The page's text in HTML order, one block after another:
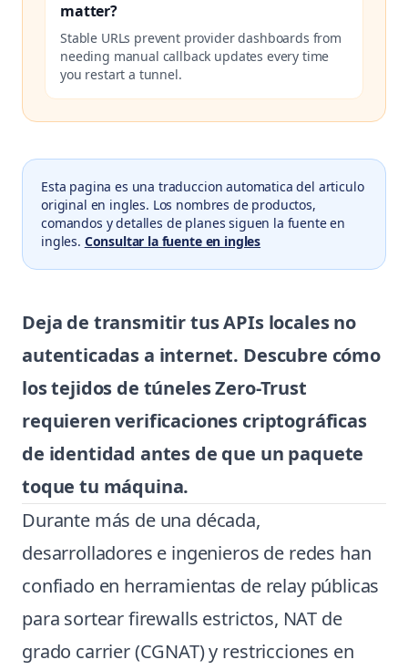
matter?
Stable URLs prevent provider dashboards from
needing manual callback updates every time
you restart a tunnel.
Esta pagina es una traduccion automatica del articulo
original en ingles. Los nombres de productos,
comandos y detalles de planes siguen la fuente en
ingles. Consultar la fuente en ingles
Deja de transmitir tus APIs locales no
autenticadas a internet. Descubre cómo
los tejidos de túneles Zero-Trust
requieren verificaciones criptográficas
de identidad antes de que un paquete
toque tu máquina.
Durante más de una década,
desarrolladores e ingenieros de redes han
confiado en herramientas de relay públicas
para sortear firewalls estrictos, NAT de
grado carrier (CGNAT) y restricciones en